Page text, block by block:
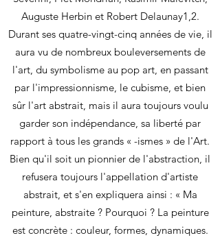
Auguste Herbin et Robert Delaunay1,2.
Durant ses quatre-vingt-cinq années de vie, il
aura vu de nombreux bouleversements de
l'art, du symbolisme au pop art, en passant
par l'impressionnisme, le cubisme, et bien
sûr l'art abstrait, mais il aura toujours voulu
garder son indépendance, sa liberté par
rapport à tous les grands « -ismes » de l'Art.
Bien qu'il soit un pionnier de l'abstraction, il
refusera toujours l'appellation d'artiste
abstrait, et s'en expliquera ainsi : « Ma
peinture, abstraite ? Pourquoi ? La peinture
est concrète : couleur, formes, dynamiques.